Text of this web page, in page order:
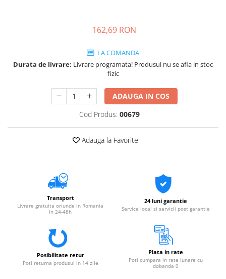
162,69 RON
LA COMANDA
Durata de livrare: Livrare programata! Produsul nu se afla in stoc
fizic
ADAUGA IN COS
Cod Produs: 00679
Adauga la Favorite
Transport
Livrare gratuita oriunde in Romania
in 24-48h
24 luni garantie
Service local si servicii post garantie
Posibilitate retur
Poti returna produsul in 14 zile
Plata in rate
Poti cumpara in rate lunare cu
dobanda 0